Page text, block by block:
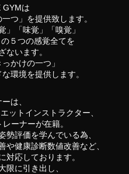
GYMは
つ」を提供致します。
」「味覚」「嗅覚」
５つの感覚全てを
ないます。
かけの一つ」
環境を提供します。
は、
ットインストラクター、
ーナーが在籍。
勢評価を学んでいる為、
や健康診断数値改善など、
対応しております。
限に引き出し、